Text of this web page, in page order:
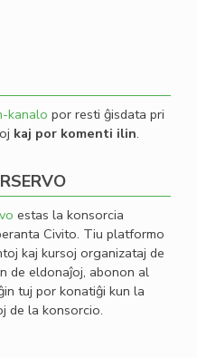
kanalo por resti ĝisdata pri
kaj por komenti ilin.
estas la konsorcia
Civito. Tiu platformo
kaj kursoj organizataj de
de eldonaĵoj, abonon al
tuj por konatiĝi kun la
de la konsorcio.